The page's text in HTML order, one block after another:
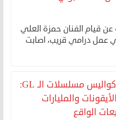
قيام الفنان حمزة العلي
درامي قريب، اصابت
خلف كواليس مسلسلات الـ GL:
والمليارات
الواقع